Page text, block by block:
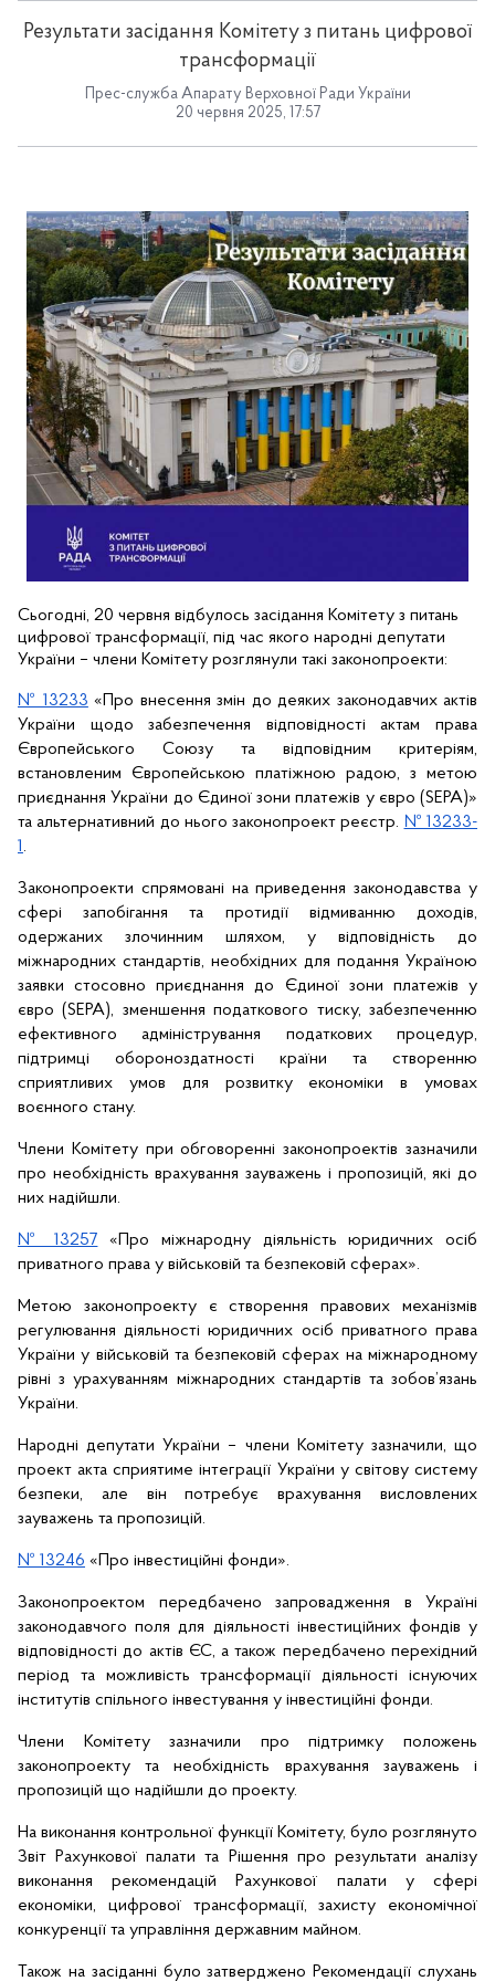
Результати засідання Комітету з питань цифрової
трансформації
Прес-служба Апарату Верховної Ради України
20 червня 2025, 17:57
Сьогодні, 20 червня відбулось засідання Комітету з питань
цифрової трансформації, під час якого народні депутати
України – члени Комітету розглянули такі законопроекти:
№ 13233 «Про внесення змін до деяких законодавчих актів
України щодо забезпечення відповідності актам права
Європейського Союзу та відповідним критеріям,
встановленим Європейською платіжною радою, з метою
приєднання України до Єдиної зони платежів у євро (SEPA)»
та альтернативний до нього законопроект реєстр. № 13233-
1 .
Законопроекти спрямовані на приведення законодавства у
сфері запобігання та протидії відмиванню доходів,
одержаних злочинним шляхом, у відповідність до
міжнародних стандартів, необхідних для подання Україною
заявки стосовно приєднання до Єдиної зони платежів у
євро (SEPA), зменшення податкового тиску, забезпеченню
ефективного адміністрування податкових процедур,
підтримці обороноздатності країни та створенню
сприятливих умов для розвитку економіки в умовах
воєнного стану.
Члени Комітету при обговоренні законопроектів зазначили
про необхідність врахування зауважень і пропозицій, які до
них надійшли.
№ 13257 «Про міжнародну діяльність юридичних осіб
приватного права у військовій та безпековій сферах».
Метою законопроекту є створення правових механізмів
регулювання діяльності юридичних осіб приватного права
України у військовій та безпековій сферах на міжнародному
рівні з урахуванням міжнародних стандартів та зобов’язань
України.
Народні депутати України – члени Комітету зазначили, що
проект акта сприятиме інтеграції України у світову систему
безпеки, але він потребує врахування висловлених
зауважень та пропозицій.
№ 13246 «Про інвестиційні фонди».
Законопроектом передбачено запровадження в Україні
законодавчого поля для діяльності інвестиційних фондів у
відповідності до актів ЄС, а також передбачено перехідний
період та можливість трансформації діяльності існуючих
інститутів спільного інвестування у інвестиційні фонди.
Члени Комітету зазначили про підтримку положень
законопроекту та необхідність врахування зауважень і
пропозицій що надійшли до проекту.
На виконання контрольної функції Комітету, було розглянуто
Звіт Рахункової палати та Рішення про результати аналізу
виконання рекомендацій Рахункової палати у сфері
економіки, цифрової трансформації, захисту економічної
конкуренції та управління державним майном.
Також на засіданні було затверджено Рекомендації слухань